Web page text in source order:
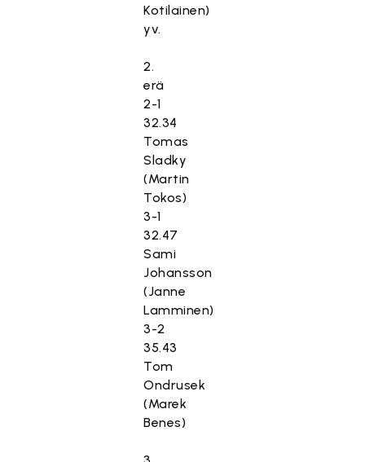
Kotilainen)
yv.
2.
erä
2-1
32.34
Tomas
Sladky
(Martin
Tokos)
3-1
32.47
Sami
Johansson
(Janne
Lamminen)
3-2
35.43
Tom
Ondrusek
(Marek
Benes)